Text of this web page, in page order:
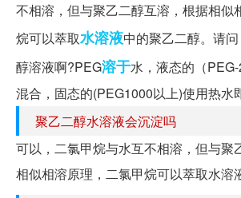
不相溶，但与聚乙二醇互溶，根据相似
烷可以萃取水溶液中的聚乙二醇。请
醇溶液啊?PEG溶于水，液态的（
混合，固态的(PEG1000以上)使用热水
聚乙二醇水溶液会沉淀吗
可以，二氯甲烷与水互不相溶，但与聚
相似相溶原理，二氯甲烷可以萃取水溶